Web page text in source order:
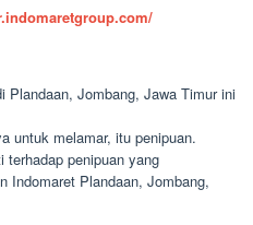
Plandaan, Jombang, Jawa Timur ini
untuk melamar, itu penipuan.
terhadap penipuan yang
Indomaret Plandaan, Jombang,